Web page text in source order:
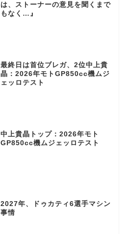
は、ストーナーの意見を聞くまで
もなく…』
最終日は首位ブレガ、2位中上貴
晶：2026年モトGP850cc機ムジ
ェッロテスト
中上貴晶トップ：2026年モト
GP850cc機ムジェッロテスト
2027年、ドゥカティ6選手マシン
事情